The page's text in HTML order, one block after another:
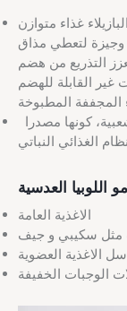
غذاء متوازن
وجيزة لتعطي مذاق
التذريع من هضم
غير القابلة للهضم
الغذائي النباتي
اللوبيا العدسية
الاغذية العامة
مثل سكيبي و جيف
الاغذية العضوية
الوجبات الخفيفة